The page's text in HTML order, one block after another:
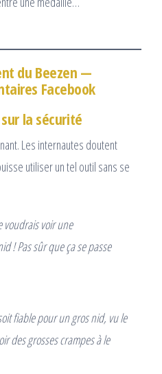
du Beezen —
Facebook
la sécurité
Les internautes doutent
utiliser un tel outil sans se
voudrais voir une
! Pas sûr que ça se passe
fiable pour un gros nid, vu le
des grosses crampes à le